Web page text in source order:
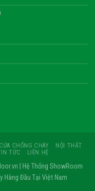
CỬA CHỐNG CHÁY
NỘI THẤT
TỨC LIÊN HỆ
| Hệ Thống ShowRoom
Hàng Đầu Tại Việt Nam